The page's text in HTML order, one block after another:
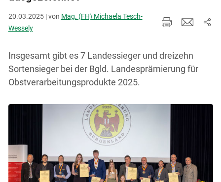
20.03.2025 | von Mag. (FH) Michaela Tesch-
Wessely
Insgesamt gibt es 7 Landessieger und dreizehn
Sortensieger bei der Bgld. Landesprämierung für
Obstverarbeitungsprodukte 2025.